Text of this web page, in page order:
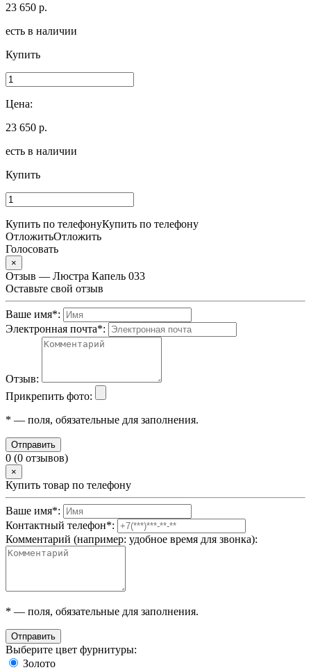
23 650 р.
есть в наличии
Купить
Цена:
23 650 р.
есть в наличии
Купить
Купить по телефонуКупить по телефону
ОтложитьОтложить
Голосовать
×
Отзыв — Люстра Капель 033
Оставьте свой отзыв
Ваше имя*:
Электронная почта*:
Отзыв:
Прикрепить фото:
* — поля, обязательные для заполнения.
Отправить
0 (0 отзывов)
×
Купить товар по телефону
Ваше имя*:
Контактный телефон*:
Комментарий (например: удобное время для звонка):
* — поля, обязательные для заполнения.
Отправить
Выберите цвет фурнитуры:
Золото